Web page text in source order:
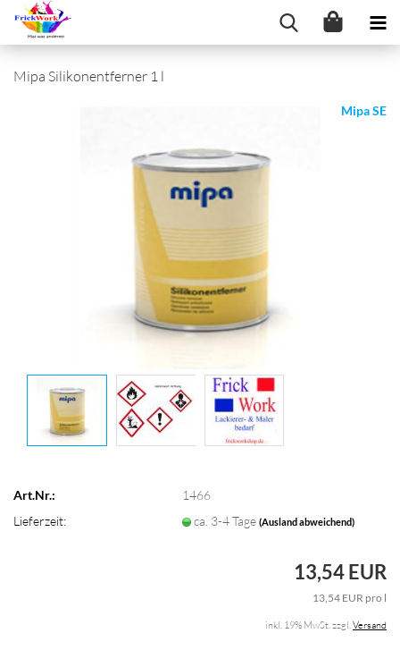
Mipa Silikonentferner 1 l
Mipa SE
Art.Nr.:
1466
Lieferzeit:
ca. 3-4 Tage(Ausland abweichend)
13,54 EUR
13,54 EUR pro l
inkl. 19% MwSt. zzgl.Versand